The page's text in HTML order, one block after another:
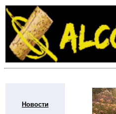
Новости